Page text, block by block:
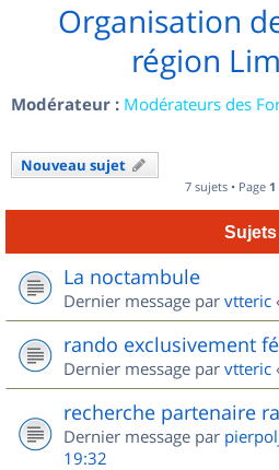
Organisation
région
Modérateur : Modérateurs des
Nouveau sujet
7 sujets • Page 1
Sujets
La noctambule
Dernier message par vtteric
rando exclusivement
Dernier message par vtteric
recherche partenaire
Dernier message par
19:32